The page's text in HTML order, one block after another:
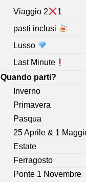
Viaggio 2
1
pasti inclusi
Lusso
Last Minute
Quando parti?
Inverno
Primavera
Pasqua
25 Aprile & 1
Estate
Ferragosto
Ponte 1 Novembre